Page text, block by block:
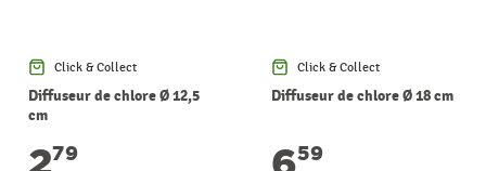
Click & Collect
Diffuseur de chlore Ø 12,5
cm
279
Click & Collect
Diffuseur de chlore Ø 18 cm
659